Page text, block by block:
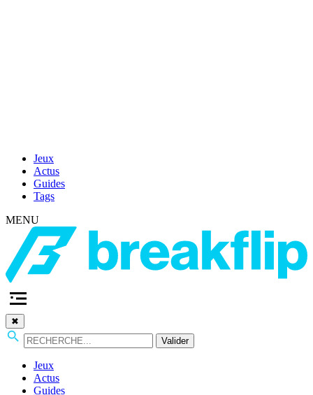
Jeux
Actus
Guides
Tags
MENU
✖
Valider
Jeux
Actus
Guides